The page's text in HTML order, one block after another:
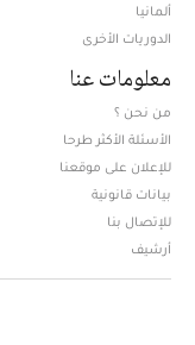
ألمانيا
الدوريات الأخرى
معلومات عنا
من نحن ؟
الأسئلة الأكثر طرحا
للإعلان على موقعنا
بيانات قانونية
للإتصال بنا
أرشيف